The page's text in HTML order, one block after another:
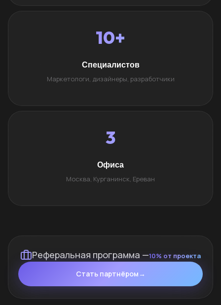
10+
Специалистов
Маркетологи, дизайнеры, разработчики
3
Офиса
Москва, Курганинск, Ереван
Реферальная программа —10% от проекта
Стать партнёром →